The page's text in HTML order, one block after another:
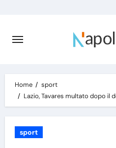
content
Home
sport
Lazio, Tavares multato dopo il
sport